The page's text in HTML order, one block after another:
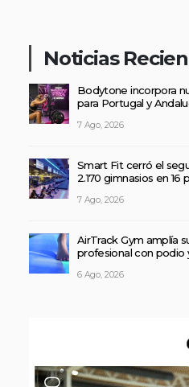
Noticias
Bodytone incorpora
para Portugal y
7 Ago, 2026
Smart Fit cerró el
2.170 gimnasios en 16
7 Ago, 2026
AirTrack Gym amplía
profesional con podio
6 Ago, 2026